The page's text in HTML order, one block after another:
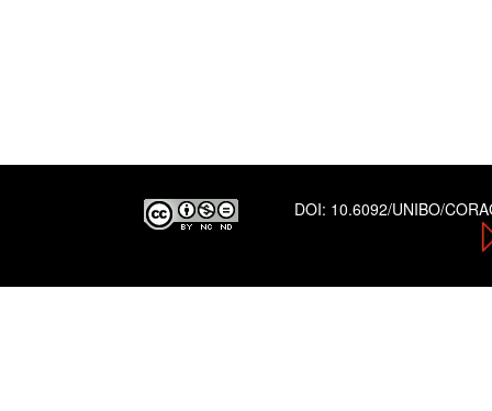
DOI: 10.6092/UNIBO/